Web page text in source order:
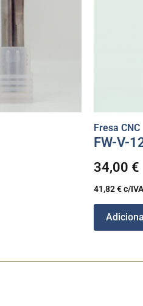
Fresa CNC
FW-V-
34,00 €
41,82€c/IVA